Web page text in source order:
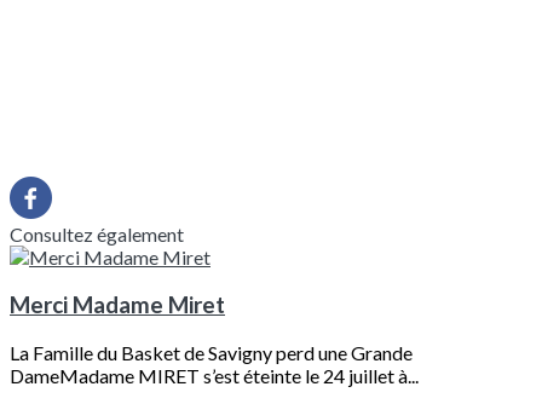
Consultez également
Merci Madame Miret
La Famille du Basket de Savigny perd une Grande
DameMadame MIRET s’est éteinte le 24 juillet à...